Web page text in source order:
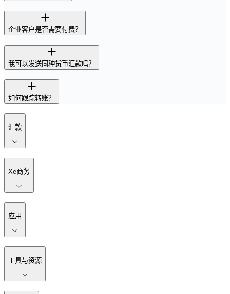
企业客户是否需要付费？
我可以发送同种货币汇款吗？
如何跟踪转账？
汇款
Xe商务
应用
工具与资源